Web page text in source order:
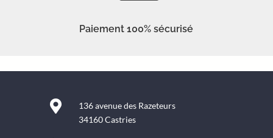
Paiement 100% sécurisé

136 avenue des Razeteurs
34160 Castries